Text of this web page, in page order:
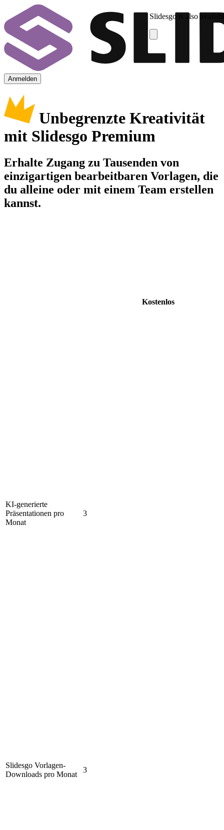
Slidesgo is also
Anmelden
Unbegrenzte Kreativität
mit Slidesgo Premium
Erhalte Zugang zu Tausenden von
einzigartigen bearbeitbaren Vorlagen, die
du alleine oder mit einem Team erstellen
kannst.
Kostenlos
KI-generierte
Präsentationen pro
Monat
3
Slidesgo Vorlagen-
Downloads pro Monat
3